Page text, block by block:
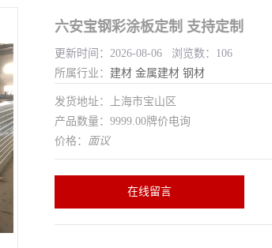
六安宝钢彩涂板定制 支持定制
更新时间：2026-08-06 浏览数：106
所属行业： 建材 金属建材 钢材
发货地址：上海市宝山区
产品数量：9999.00牌价电询
价格： 面议
在线留言